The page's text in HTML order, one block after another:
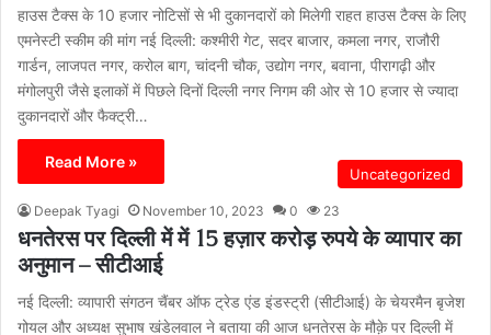
हाउस टैक्स के 10 हजार नोटिसों से भी दुकानदारों को मिलेगी राहत हाउस टैक्स के लिए
एमनेस्टी स्कीम की मांग नई दिल्ली: कश्मीरी गेट, सदर बाजार, कमला नगर, राजौरी
गार्डन, लाजपत नगर, करोल बाग, चांदनी चौक, उद्योग नगर, बवाना, पीरागढ़ी और
मंगोलपुरी जैसे इलाकों में पिछले दिनों दिल्ली नगर निगम की ओर से 10 हजार से ज्यादा
दुकानदारों और फैक्ट्री…
Read More »
Uncategorized
Deepak Tyagi November 10, 2023 0 23
धनतेरस पर दिल्ली में में 15 हज़ार करोड़ रुपये के व्यापार का
अनुमान – सीटीआई
नई दिल्ली: व्यापारी संगठन चैंबर ऑफ ट्रेड एंड इंडस्ट्री (सीटीआई) के चेयरमैन बृजेश
गोयल और अध्यक्ष सुभाष खंडेलवाल ने बताया की आज धनतेरस के मौक़े पर दिल्ली में